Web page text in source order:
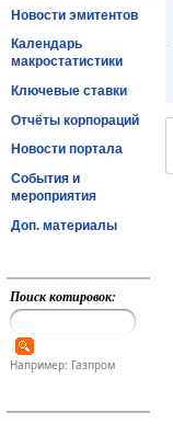
Новости эмитентов
Календарь
макростатистики
Ключевые ставки
Отчёты корпораций
Новости портала
События и
мероприятия
Доп. материалы
Поиск котировок:
Например: Газпром